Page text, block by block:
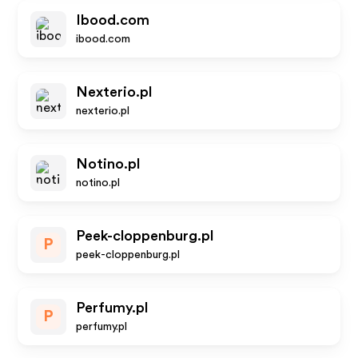
Ibood.com
ibood.com
Nexterio.pl
nexterio.pl
Notino.pl
notino.pl
P
Peek-cloppenburg.pl
peek-cloppenburg.pl
P
Perfumy.pl
perfumy.pl